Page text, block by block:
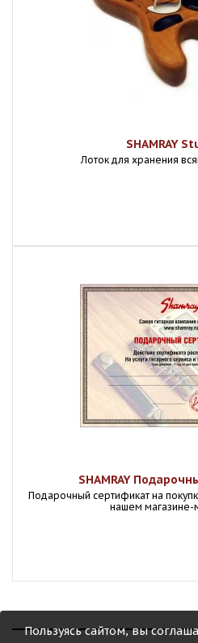
SHAMRAY
Лоток для хранения
SHAMRAY
Подарочный сертификат на
нашем магазине-
Пользуясь сайтом, вы